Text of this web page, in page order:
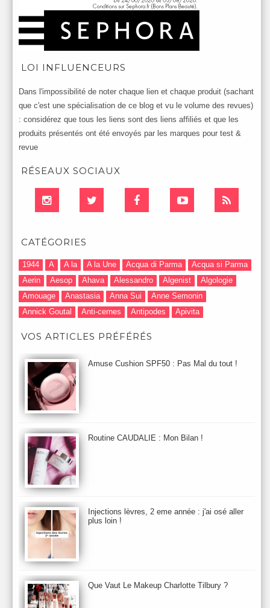
LOI INFLUENCEURS
Dans l'impossibilité de noter chaque lien et chaque produit (sachant
que c'est une spécialisation de ce blog et vu le volume des revues)
: considérez que tous les liens sont des liens affiliés et que les
produits présentés ont été envoyés par les marques pour test &
revue
RÉSEAUX SOCIAUX
CATÉGORIES
1944 A A la A la Une Acqua di Parma
Acqua si Parma
Aerin
Aesop Ahava Alessandro Algenist
Algologie
Amouage
Anastasia Anna Sui
Anne Semonin
Annick Goutal
Anti-cernes Antipodes
Apivita
Aurelia London
Aurelia Probiotic
AUTOMNE 2012
Automne 2013
Baija
Bain
BB et CC Crème
Beauty Relooking
Bio Mécanique du Vieillissement
Bioderma
Bioeffect
Biolage
Biotherm
Botanicals
Botimyst
Burberry
By Terry
chantecaille
Christophe Robin
CK Clarins Clarisonic
Cle de Peau
Clean Skin care
Collections Maquillage ETE 2011
Crème & Sérum
Démaquillant & Nettoyant
VOS ARTICLES PRÉFÉRÉS
Amuse Cushion SPF50 : Pas Mal du tout !
Routine CAUDALIE : Mon Bilan !
Injections lèvres, 2 eme année : j'ai osé aller
plus loin !
Que Vaut Le Makeup Charlotte Tilbury ?